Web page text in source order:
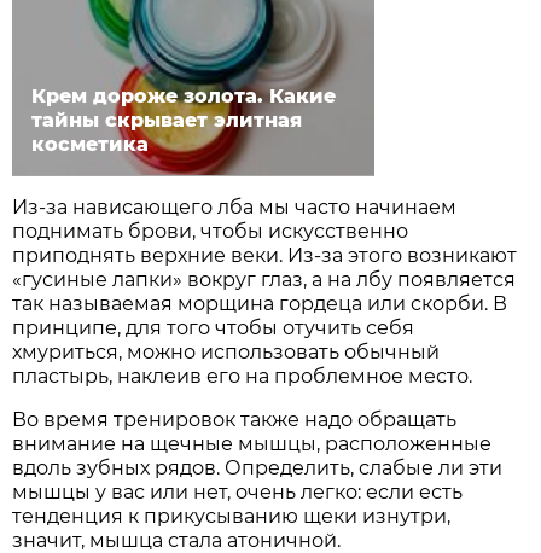
Крем дороже золота. Какие
тайны скрывает элитная
косметика
Из-за нависающего лба мы часто начинаем
поднимать брови, чтобы искусственно
приподнять верхние веки. Из-за этого возникают
«гусиные лапки» вокруг глаз, а на лбу появляется
так называемая морщина гордеца или скорби. В
принципе, для того чтобы отучить себя
хмуриться, можно использовать обычный
пластырь, наклеив его на проблемное место.
Во время тренировок также надо обращать
внимание на щечные мышцы, расположенные
вдоль зубных рядов. Определить, слабые ли эти
мышцы у вас или нет, очень легко: если есть
тенденция к прикусыванию щеки изнутри,
значит, мышца стала атоничной.